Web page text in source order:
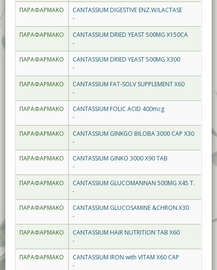
ΠΑΡΑΦΑΡΜΑΚΟ
CANTASSIUM DIGESTIVE ENZ.W/LACTASE
-
ΠΑΡΑΦΑΡΜΑΚΟ
CANTASSIUM DRIED YEAST 500MG X150CA
-
ΠΑΡΑΦΑΡΜΑΚΟ
CANTASSIUM DRIED YEAST 500MG X300
-
ΠΑΡΑΦΑΡΜΑΚΟ
CANTASSIUM FAT-SOLV SUPPLEMENT X60
-
ΠΑΡΑΦΑΡΜΑΚΟ
CANTASSIUM FOLIC ACID 400mcg
-
ΠΑΡΑΦΑΡΜΑΚΟ
CANTASSIUM GINKGO BILOBA 3000 CAP X30
-
ΠΑΡΑΦΑΡΜΑΚΟ
CANTASSIUM GINKO 3000 X90 TAB
-
ΠΑΡΑΦΑΡΜΑΚΟ
CANTASSIUM GLUCOMANNAN 500MG X45 T.
-
ΠΑΡΑΦΑΡΜΑΚΟ
CANTASSIUM GLUCOSAMINE &CHRON.X30
-
ΠΑΡΑΦΑΡΜΑΚΟ
CANTASSIUM HAIR NUTRITION TAB X60
-
ΠΑΡΑΦΑΡΜΑΚΟ
CANTASSIUM IRON with VITAM X60 CAP
-